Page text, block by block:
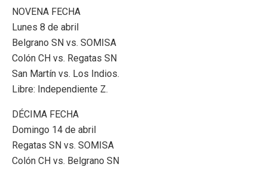
NOVENA FECHA
Lunes 8 de abril
Belgrano SN vs. SOMISA
Colón CH vs. Regatas SN
San Martín vs. Los Indios.
Libre: Independiente Z.
DÉCIMA FECHA
Domingo 14 de abril
Regatas SN vs. SOMISA
Colón CH vs. Belgrano SN